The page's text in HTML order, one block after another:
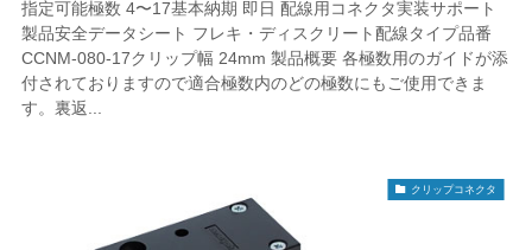
指定可能極数 4〜17基本納期 即日 配線用コネクタ実装サポート
製品安全データシート フレキ・ディスクリート配線タイプ品番
CCNM-080-17クリップ幅 24mm 製品概要 各極数用のガイドが添
付されておりますので適合極数内のどの極数にもご使用できま
す。裏返...
クリップコネクタ